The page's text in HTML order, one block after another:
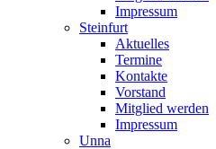
Impressum
Steinfurt
Aktuelles
Termine
Kontakte
Vorstand
Mitglied werden
Impressum
Unna